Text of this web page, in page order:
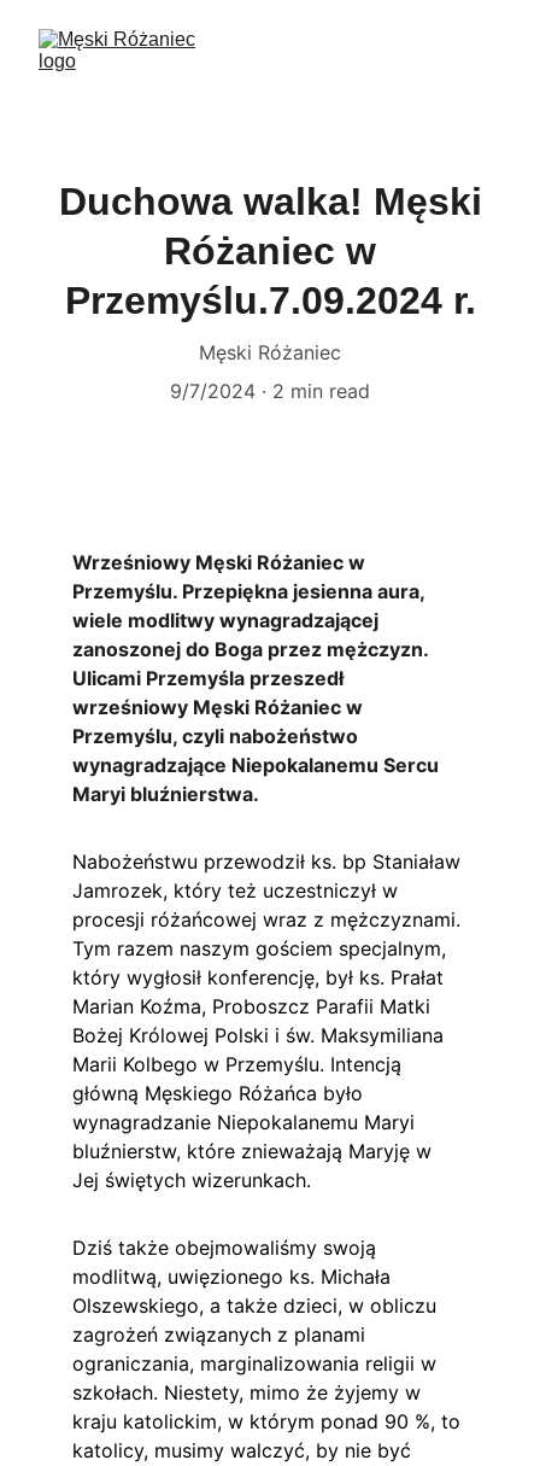
Duchowa walka! Męski
Różaniec w
Przemyślu.7.09.2024 r.
Męski Różaniec
9/7/2024
2 min read
Wrześniowy Męski Różaniec w
Przemyślu. Przepiękna jesienna aura,
wiele modlitwy wynagradzającej
zanoszonej do Boga przez mężczyzn.
Ulicami Przemyśla przeszedł
wrześniowy Męski Różaniec w
Przemyślu, czyli nabożeństwo
wynagradzające Niepokalanemu Sercu
Maryi bluźnierstwa.
Nabożeństwu przewodził ks. bp Staniaław
Jamrozek, który też uczestniczył w
procesji różańcowej wraz z mężczyznami.
Tym razem naszym gościem specjalnym,
który wygłosił konferencję, był ks. Prałat
Marian Koźma, Proboszcz Parafii Matki
Bożej Królowej Polski i św. Maksymiliana
Marii Kolbego w Przemyślu. Intencją
główną Męskiego Różańca było
wynagradzanie Niepokalanemu Maryi
bluźnierstw, które znieważają Maryję w
Jej świętych wizerunkach.
Dziś także obejmowaliśmy swoją
modlitwą, uwięzionego ks. Michała
Olszewskiego, a także dzieci, w obliczu
zagrożeń związanych z planami
ograniczania, marginalizowania religii w
szkołach. Niestety, mimo że żyjemy w
kraju katolickim, w którym ponad 90 %, to
katolicy, musimy walczyć, by nie być